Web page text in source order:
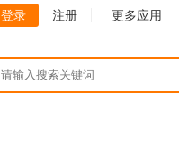
登录 注册 更多应用